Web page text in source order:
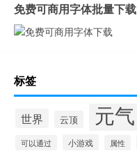
免费可商用字体批量下载
标签
世界 云顶 元气
可以通过 小游戏 属性